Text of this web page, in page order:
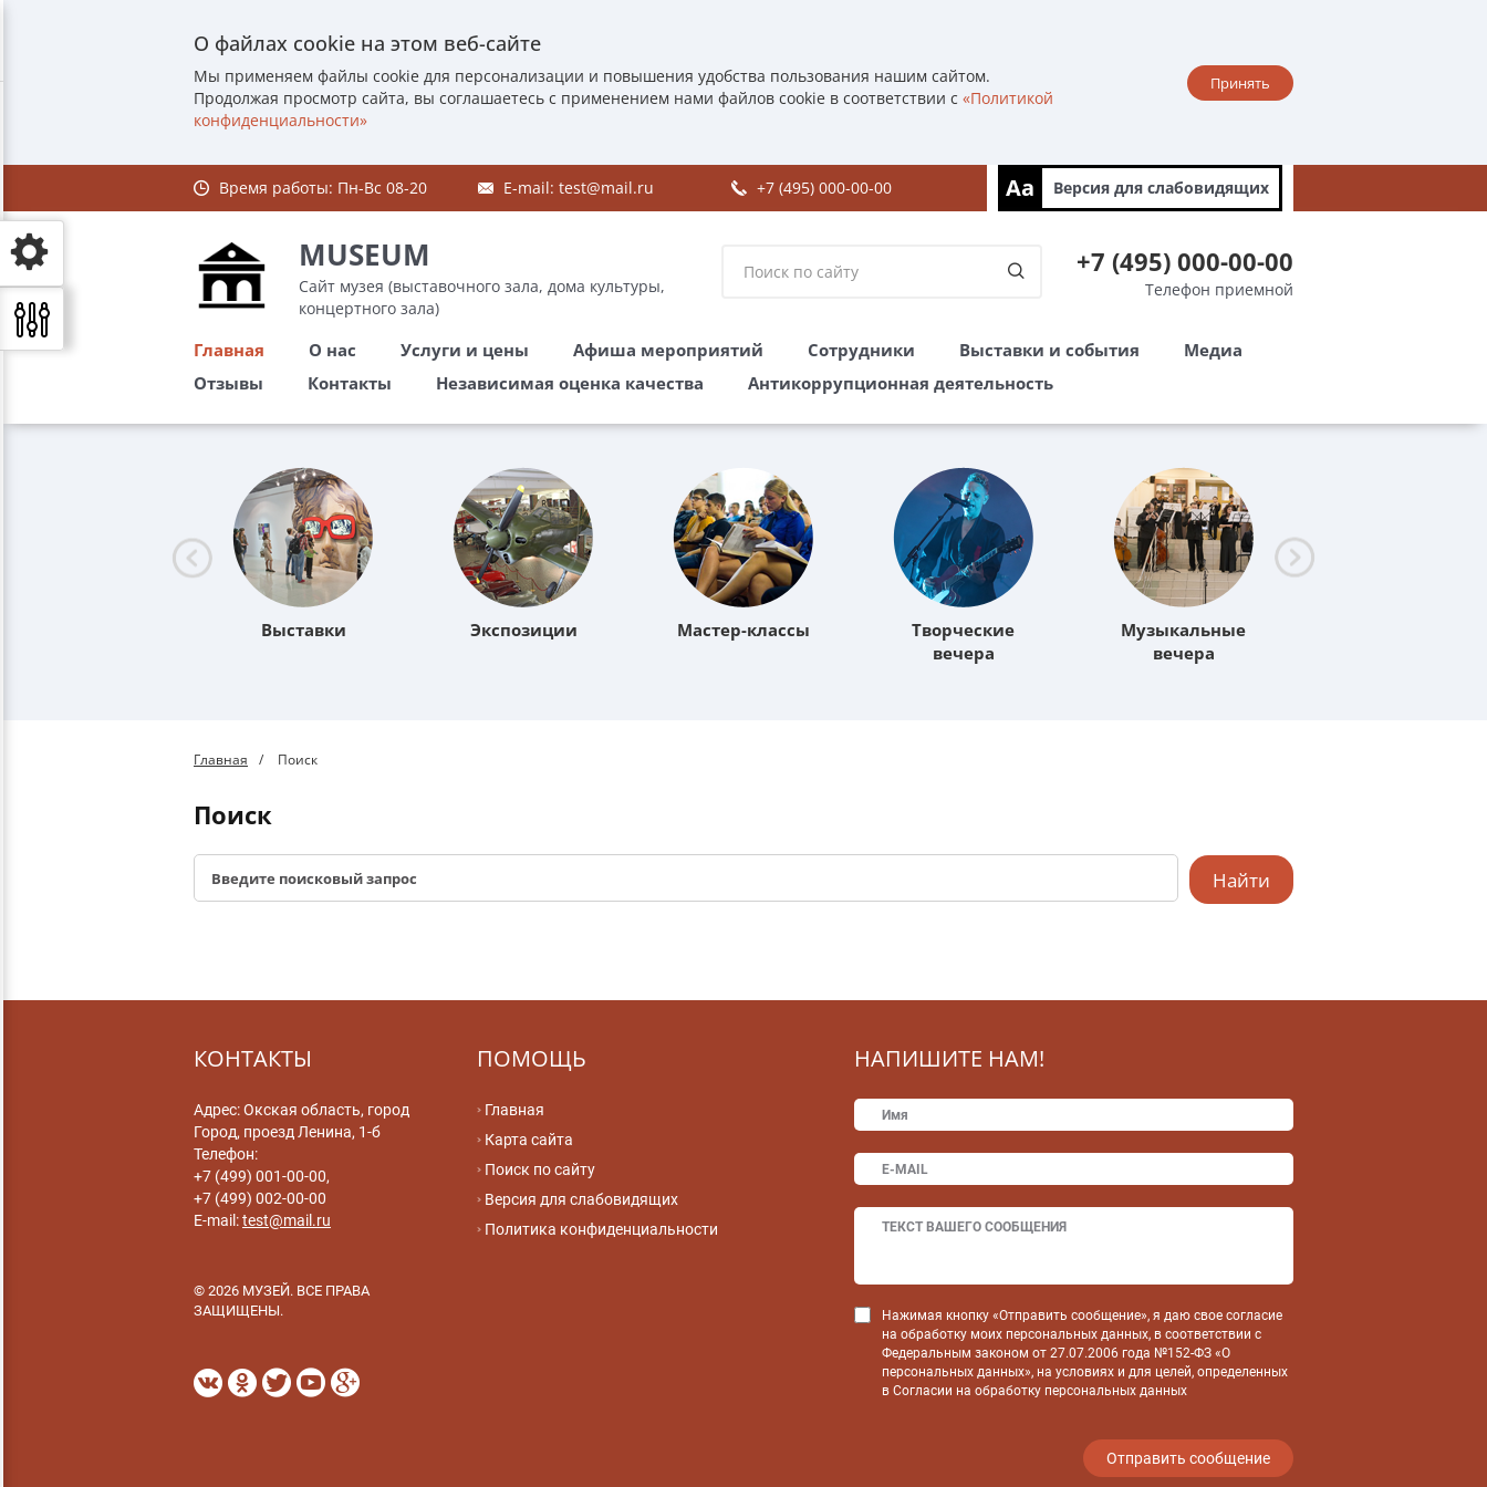
О файлах cookie на этом веб-сайте
Мы применяем файлы cookie для персонализации и повышения удобства пользования нашим сайтом.
Продолжая просмотр сайта, вы соглашаетесь с применением нами файлов cookie в соответствии с «Политикой
конфиденциальности»
Принять
Время работы: Пн-Вс 08-20 E-mail: test@mail.ru +7 (495) 000-00-00 Aa Версия для слабовидящих
MUSEUM
Сайт музея (выставочного зала, дома культуры,
концертного зала)
+7 (495) 000-00-00
Телефон приемной
Главная О нас Услуги и цены Афиша мероприятий Сотрудники Выставки и события
Медиа
Отзывы
Контакты Независимая оценка качества Антикоррупционная деятельность
Выставки Экспозиции Мастер-классы
Творческие
вечера
Музыкальные
вечера
Главная Поиск
Поиск
НАПИШИТЕ НАМ!
Нажимая кнопку «Отправить сообщение», я даю свое согласие
на обработку моих персональных данных, в соответствии с
Федеральным законом от 27.07.2006 года №152-ФЗ «О
персональных данных», на условиях и для целей, определенных
в Согласии на обработку персональных данных
ПОМОЩЬ
Главная
Карта сайта
Поиск по сайту
Версия для слабовидящих
Политика конфиденциальности
КОНТАКТЫ
Адрес: Окская область, город
Город, проезд Ленина, 1-б
Телефон:
+7 (499) 001-00-00,
+7 (499) 002-00-00
E-mail:test@mail.ru
© 2026 МУЗЕЙ. ВСЕ ПРАВА
ЗАЩИЩЕНЫ.